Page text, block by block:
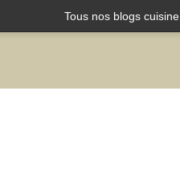
Tous nos blogs cuisine